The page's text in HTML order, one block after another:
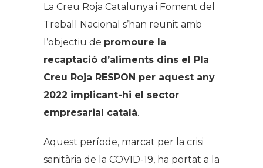
La Creu Roja Catalunya i Foment del
Treball Nacional s’han reunit amb
l’objectiu de promoure la
recaptació d’aliments dins el Pla
Creu Roja RESPON per aquest any
2022 implicant-hi el sector
empresarial català.
Aquest període, marcat per la crisi
sanitària de la COVID-19, ha portat a la